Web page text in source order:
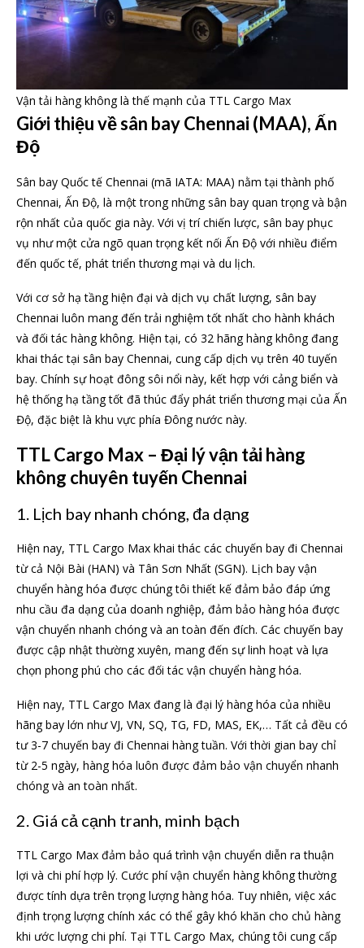
Vận tải hàng không là thế mạnh của TTL Cargo Max
Giới thiệu về sân bay Chennai (MAA), Ấn
Độ
Sân bay Quốc tế Chennai (mã IATA: MAA) nằm tại thành phố
Chennai, Ấn Độ, là một trong những sân bay quan trọng và bận
rộn nhất của quốc gia này. Với vị trí chiến lược, sân bay phục
vụ như một cửa ngõ quan trọng kết nối Ấn Độ với nhiều điểm
đến quốc tế, phát triển thương mại và du lịch.
Với cơ sở hạ tầng hiện đại và dịch vụ chất lượng, sân bay
Chennai luôn mang đến trải nghiệm tốt nhất cho hành khách
và đối tác hàng không. Hiện tại, có 32 hãng hàng không đang
khai thác tại sân bay Chennai, cung cấp dịch vụ trên 40 tuyến
bay. Chính sự hoạt đông sôi nổi này, kết hợp với cảng biển và
hệ thống hạ tầng tốt đã thúc đẩy phát triển thương mại của Ấn
Độ, đặc biệt là khu vực phía Đông nước này.
TTL Cargo Max – Đại lý vận tải hàng
không chuyên tuyến Chennai
1. Lịch bay nhanh chóng, đa dạng
Hiện nay, TTL Cargo Max khai thác các chuyến bay đi Chennai
từ cả Nội Bài (HAN) và Tân Sơn Nhất (SGN). Lịch bay vận
chuyển hàng hóa được chúng tôi thiết kế đảm bảo đáp ứng
nhu cầu đa dạng của doanh nghiệp, đảm bảo hàng hóa được
vận chuyển nhanh chóng và an toàn đến đích. Các chuyến bay
được cập nhật thường xuyên, mang đến sự linh hoạt và lựa
chọn phong phú cho các đối tác vận chuyển hàng hóa.
Hiện nay, TTL Cargo Max đang là đại lý hàng hóa của nhiều
hãng bay lớn như VJ, VN, SQ, TG, FD, MAS, EK,… Tất cả đều có
tư 3-7 chuyến bay đi Chennai hàng tuần. Với thời gian bay chỉ
từ 2-5 ngày, hàng hóa luôn được đảm bảo vận chuyển nhanh
chóng và an toàn nhất.
2. Giá cả cạnh tranh, minh bạch
TTL Cargo Max đảm bảo quá trình vận chuyển diễn ra thuận
lợi và chi phí hợp lý. Cước phí vận chuyển hàng không thường
được tính dựa trên trọng lượng hàng hóa. Tuy nhiên, việc xác
định trọng lượng chính xác có thể gây khó khăn cho chủ hàng
khi ước lượng chi phí. Tại TTL Cargo Max, chúng tôi cung cấp